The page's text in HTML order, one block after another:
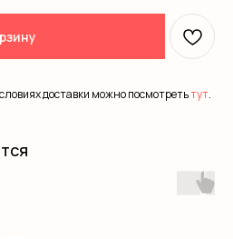
доставки можно посмотретьтут.